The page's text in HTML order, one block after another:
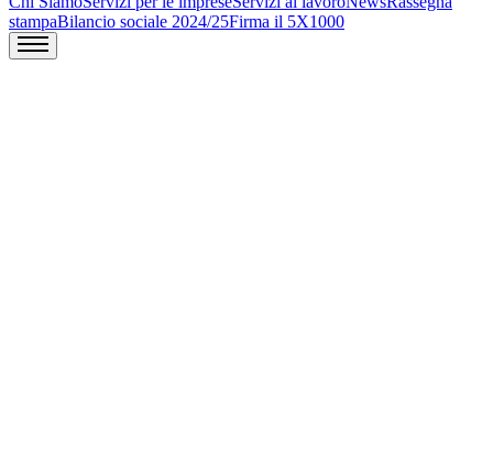
stampaBilancio sociale 2024/25Firma il 5X1000